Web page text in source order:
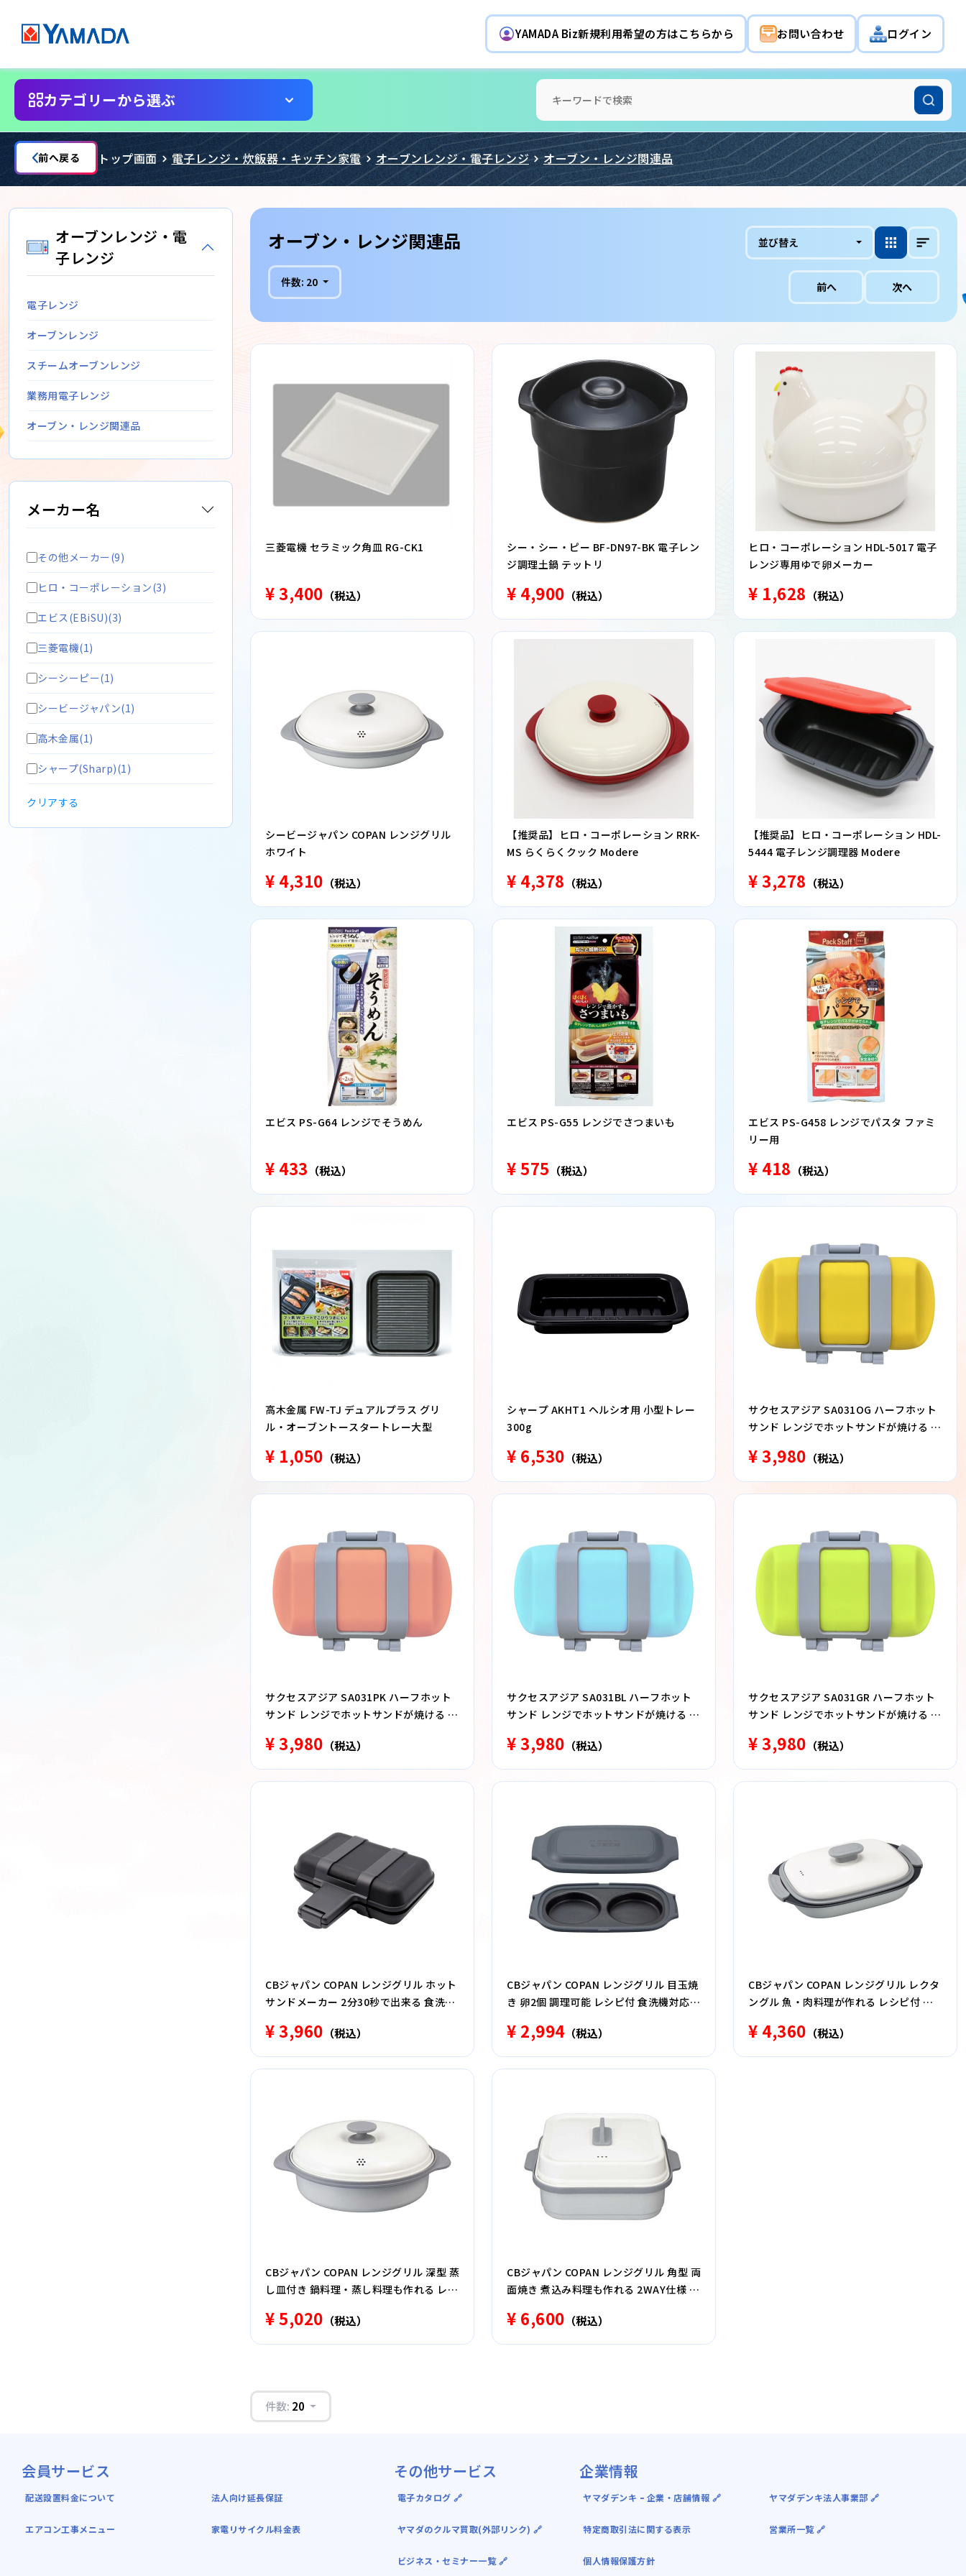
YAMADA Biz新規利用希望の方はこちらから お問い合わせ ログイン
カテゴリーから選ぶ
前へ戻る トップ画面 電子レンジ・炊飯器・キッチン家電 オーブンレンジ・電子レンジ オーブン・レンジ関連品
オーブンレンジ・電
子レンジ
電子レンジ
オーブンレンジ
スチームオーブンレンジ
業務用電子レンジ
オーブン・レンジ関連品
メーカー名
その他メーカー(9)
ヒロ・コーポレーション(3)
エビス(EBiSU)(3)
三菱電機(1)
シーシーピー(1)
シービージャパン(1)
高木金属(1)
シャープ(Sharp)(1)
クリアする
オーブン・レンジ関連品
件数: 20
並び替え
前へ 次へ
三菱電機 セラミック角皿 RG-CK1
¥ 3,400 （税込）
シー・シー・ピー BF-DN97-BK 電子レン
ジ調理土鍋 テットリ
¥ 4,900 （税込）
ヒロ・コーポレーション HDL-5017 電子
レンジ専用ゆで卵メーカー
¥ 1,628 （税込）
シービージャパン COPAN レンジグリル
ホワイト
¥ 4,310 （税込）
【推奨品】ヒロ・コーポレーション RRK-
MS らくらくクック Modere
¥ 4,378 （税込）
【推奨品】ヒロ・コーポレーション HDL-
5444 電子レンジ調理器 Modere
¥ 3,278 （税込）
エビス PS-G64 レンジでそうめん
¥ 433 （税込）
エビス PS-G55 レンジでさつまいも
¥ 575 （税込）
エビス PS-G458 レンジでパスタ ファミ
リー用
¥ 418 （税込）
高木金属 FW-TJ デュアルプラス グリ
ル・オーブントースタートレー大型
¥ 1,050 （税込）
シャープ AKHT1 ヘルシオ用 小型トレー
300g
¥ 6,530 （税込）
サクセスアジア SA031OG ハーフホット
サンド レンジでホットサンドが焼ける 食
¥ 3,980 （税込）
サクセスアジア SA031PK ハーフホット
サンド レンジでホットサンドが焼ける 食
¥ 3,980 （税込）
サクセスアジア SA031BL ハーフホット
サンド レンジでホットサンドが焼ける 食
¥ 3,980 （税込）
サクセスアジア SA031GR ハーフホット
サンド レンジでホットサンドが焼ける 食
¥ 3,980 （税込）
CBジャパン COPAN レンジグリル ホット
サンドメーカー 2分30秒で出来る 食洗機
¥ 3,960 （税込）
CBジャパン COPAN レンジグリル 目玉焼
き 卵2個 調理可能 レシピ付 食洗機対応
¥ 2,994 （税込）
CBジャパン COPAN レンジグリル レクタ
ングル 魚・肉料理が作れる レシピ付 食
¥ 4,360 （税込）
CBジャパン COPAN レンジグリル 深型 蒸
し皿付き 鍋料理・蒸し料理も作れる レシ
¥ 5,020 （税込）
CBジャパン COPAN レンジグリル 角型 両
面焼き 煮込み料理も作れる 2WAY仕様 グ
¥ 6,600 （税込）
件数: 20
会員サービス
配送設置料金について
エアコン工事メニュー
法人向け延長保証
家電リサイクル料金表
その他サービス
電子カタログ 🔗
ヤマダのクルマ買取(外部リンク) 🔗
ビジネス・セミナー一覧 🔗
企業情報
ヤマダデンキ ｰ 企業・店舗情報 🔗
特定商取引法に関する表示
個人情報保護方針
ヤマダデンキ法人事業部 🔗
営業所一覧 🔗